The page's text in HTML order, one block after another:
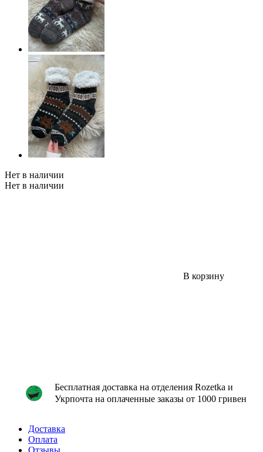
Нет в наличии
Нет в наличии
В корзину
Бесплатная доставка на отделения Rozetka и
Укрпочта на оплаченные заказы от 1000 гривен
Доставка
Оплата
Отзывы